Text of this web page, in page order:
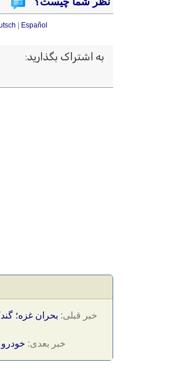
Español
به اشتراک بگذارید:
خبر قبلی: بحران غزه؛
خبر بعدی: خودرو